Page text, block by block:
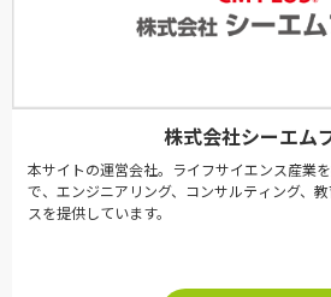
株式会社シーエム
本サイトの運営会社。ライフサイエンス産業
で、エンジニアリング、コンサルティング、
スを提供しています。